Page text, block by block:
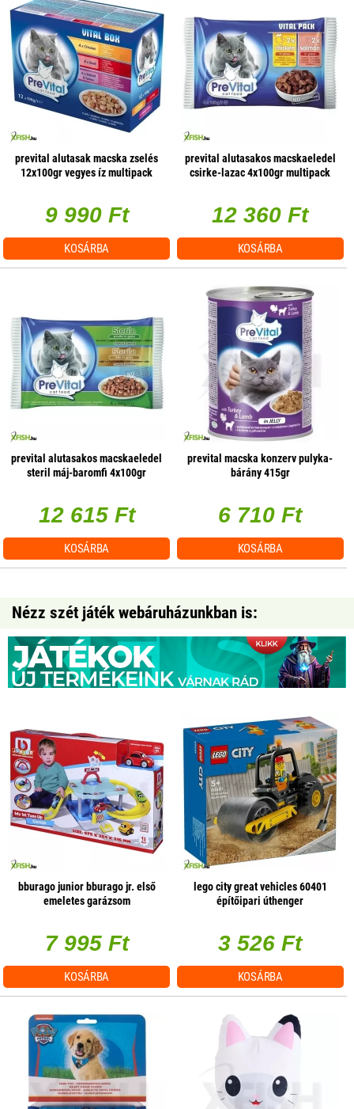
prevital alutasak macska zselés
12x100gr vegyes íz multipack
9 990 Ft
KOSÁRBA
prevital alutasakos macskaeledel
csirke-lazac 4x100gr multipack
12 360 Ft
KOSÁRBA
prevital alutasakos macskaeledel
steril máj-baromfi 4x100gr
12 615 Ft
KOSÁRBA
prevital macska konzerv pulyka-
bárány 415gr
6 710 Ft
KOSÁRBA
Nézz szét játék webáruházunkban is:
bburago junior bburago jr. első
emeletes garázsom
7 995 Ft
KOSÁRBA
lego city great vehicles 60401
építőipari úthenger
3 526 Ft
KOSÁRBA